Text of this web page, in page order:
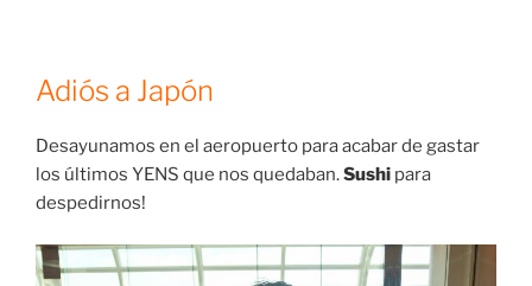
Adiós a Japón
Desayunamos en el aeropuerto para acabar de gastar
los últimos YENS que nos quedaban.Sushi para
despedirnos!